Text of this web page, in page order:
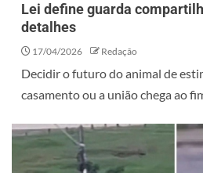
Lei define guarda
detalhes
17/04/2026 Redação
Decidir o futuro do animal de
casamento ou a união chega ao